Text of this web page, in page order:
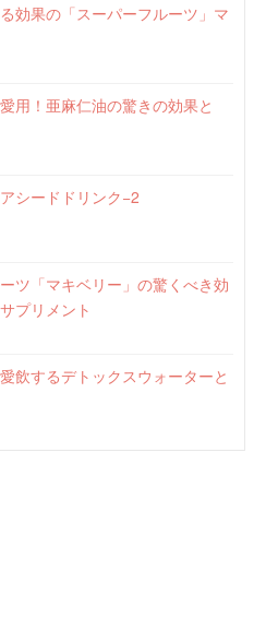
効果の「スーパーフルーツ」マ
用！亜麻仁油の驚きの効果と
シードドリンク−2
ツ「マキベリー」の驚くべき効
プリメント
飲するデトックスウォーターと